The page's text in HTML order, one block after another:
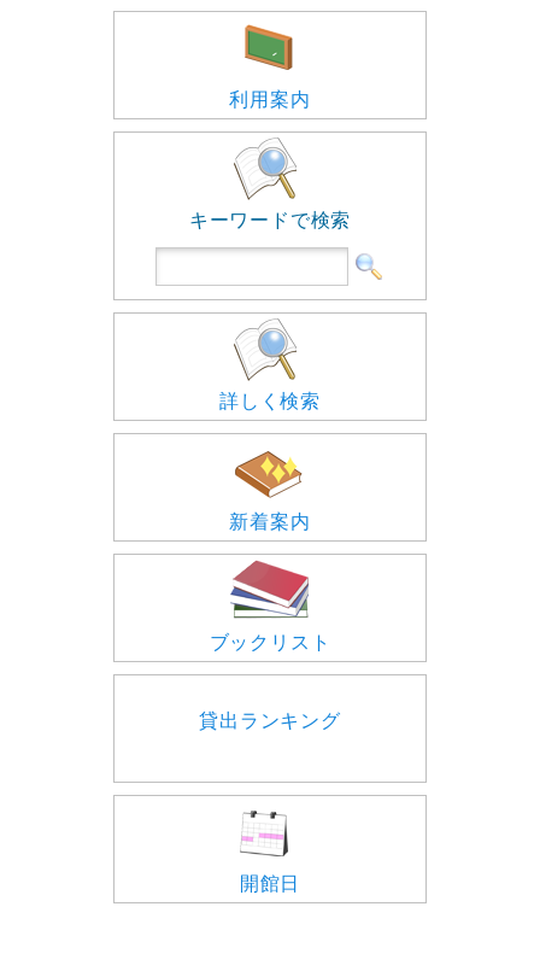
利用案内
キーワードで検索
詳しく検索
新着案内
ブックリスト
貸出ランキング
開館日